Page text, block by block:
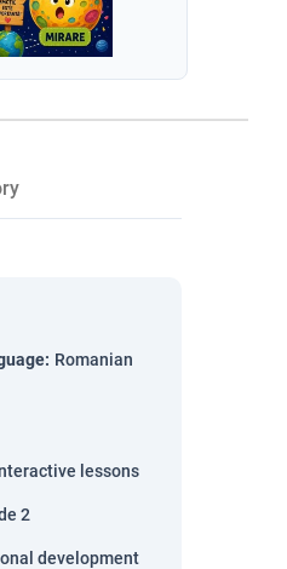
: Romanian
lessons
2
development